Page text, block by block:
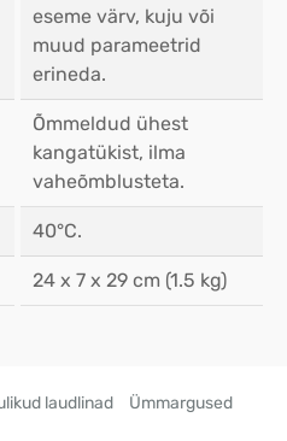
eseme värv, kuju või
muud parameetrid
erineda.
Õmmeldud ühest
kangatükist, ilma
vaheõmblusteta.
40°C.
24 x 7 x 29 cm (1.5 kg)
laudlinad
Ümmargused